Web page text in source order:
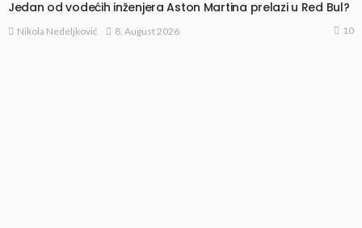
Jedan od vodećih inženjera Aston Martina prelazi u Red Bul?
Nikola Nedeljković 8, August 2026 10